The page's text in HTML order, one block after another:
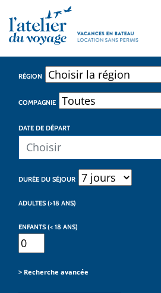
RÉGION
COMPAGNIE
DATE DE DÉPART
DURÉE DU SÉJOUR
ADULTES(>18 ANS)
ENFANTS(< 18 ANS)
> Recherche avancée
Panneau de gestion des cookies